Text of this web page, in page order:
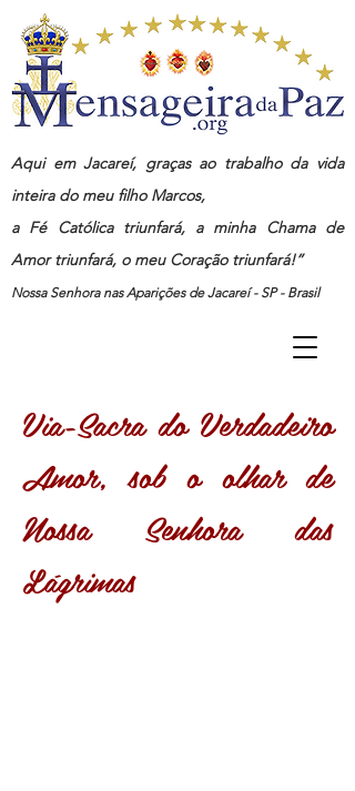
Aqui em Jacareí, graças ao trabalho da vida
inteira do meu filho Marcos,
a Fé Católica triunfará, a minha Chama de
Amor triunfará, o meu Coração triunfará!”
Nossa Senhora nas Aparições de Jacareí - SP - Brasil
Via-Sacra do Verdadeiro
Amor, sob o olhar de
Nossa Senhora das
Lágrimas